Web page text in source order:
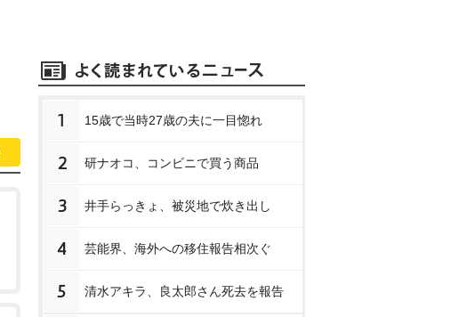
1 15歳で当時27歳の夫に一目惚れ
2 研ナオコ、コンビニで買う商品
3 井手らっきょ、被災地で炊き出し
4 芸能界、海外への移住報告相次ぐ
5 清水アキラ、良太郎さん死去を報告